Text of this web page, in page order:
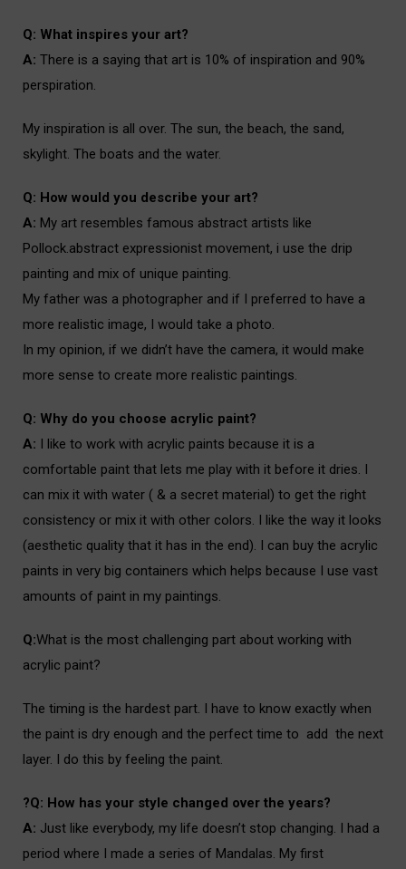
Q: What inspires your art?
A: There is a saying that art is 10% of inspiration and 90%
perspiration.
My inspiration is all over. The sun, the beach, the sand,
skylight. The boats and the water.
Q: How would you describe your art?
A: My art resembles famous abstract artists like
Pollock.abstract expressionist movement, i use the drip
painting and mix of unique painting.
My father was a photographer and if I preferred to have a
more realistic image, I would take a photo.
In my opinion, if we didn’t have the camera, it would make
more sense to create more realistic paintings.
Q: Why do you choose acrylic paint?
A: I like to work with acrylic paints because it is a
comfortable paint that lets me play with it before it dries. I
can mix it with water ( & a secret material) to get the right
consistency or mix it with other colors. I like the way it looks
(aesthetic quality that it has in the end). I can buy the acrylic
paints in very big containers which helps because I use vast
amounts of paint in my paintings.
Q:What is the most challenging part about working with
acrylic paint?
The timing is the hardest part. I have to know exactly when
the paint is dry enough and the perfect time to add the next
layer. I do this by feeling the paint.
?Q: How has your style changed over the years?
A: Just like everybody, my life doesn’t stop changing. I had a
period where I made a series of Mandalas. My first